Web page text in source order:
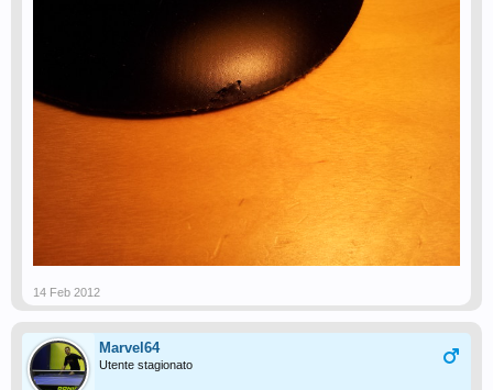
14 Feb 2012
Marvel64
Utente stagionato